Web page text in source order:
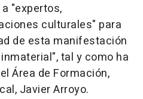
"expertos,
culturales" para
de esta manifestación
tal y como ha
Área de Formación,
Javier Arroyo.